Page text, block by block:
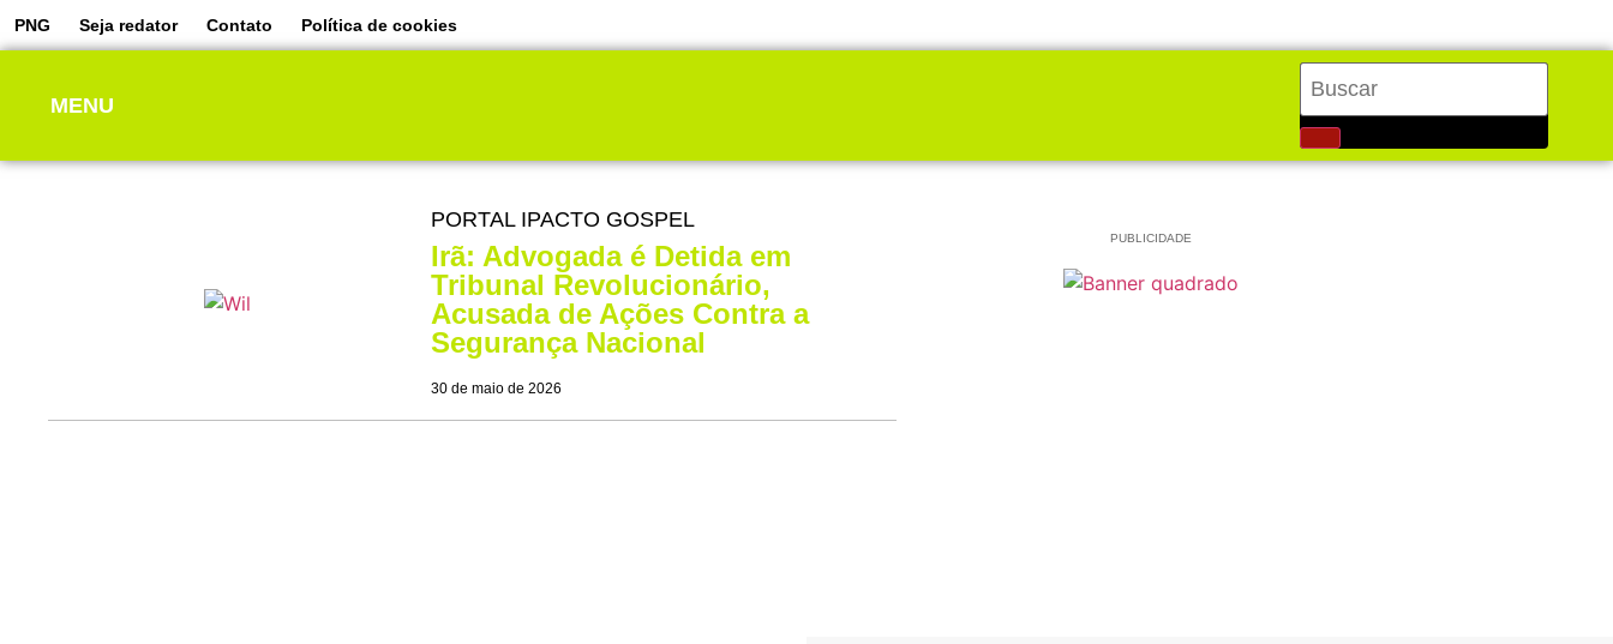
PNG Seja redator Contato Política de cookies
MENU
PORTAL IPACTO GOSPEL
Irã: Advogada é Detida em
Tribunal Revolucionário,
Acusada de Ações Contra a
Segurança Nacional
30 de maio de 2026
PUBLICIDADE